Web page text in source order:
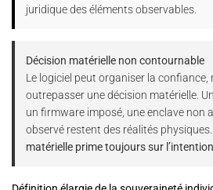
juridique des éléments observables.
Décision matérielle non contournable
Le logiciel peut organiser la confiance,
outrepasser une décision matérielle.
un firmware imposé, une enclave non
observé restent des réalités physiques.
matérielle prime toujours sur